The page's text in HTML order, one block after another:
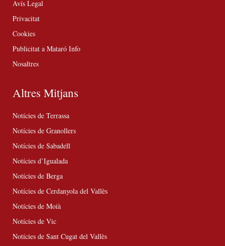
Avís Legal
Privacitat
Cookies
Publicitat a Mataró Info
Nosaltres
Altres Mitjans
Notícies de Terrassa
Notícies de Granollers
Notícies de Sabadell
Notícies d’Igualada
Notícies de Berga
Notícies de Cerdanyola del Vallès
Notícies de Moià
Notícies de Vic
Notícies de Sant Cugat del Vallès